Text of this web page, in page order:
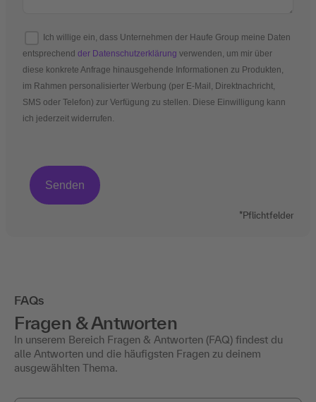
Ich willige ein, dass Unternehmen der Haufe Group meine Daten
entsprechend der Datenschutzerklärung verwenden, um mir über
diese konkrete Anfrage hinausgehende Informationen zu Produkten,
im Rahmen personalisierter Werbung (per E-Mail, Direktnachricht,
SMS oder Telefon) zur Verfügung zu stellen. Diese Einwilligung kann
ich jederzeit widerrufen.
*Pflichtfelder
FAQs
Fragen & Antworten
In unserem Bereich Fragen & Antworten (FAQ) findest du
alle Antworten und die häufigsten Fragen zu deinem
ausgewählten Thema.